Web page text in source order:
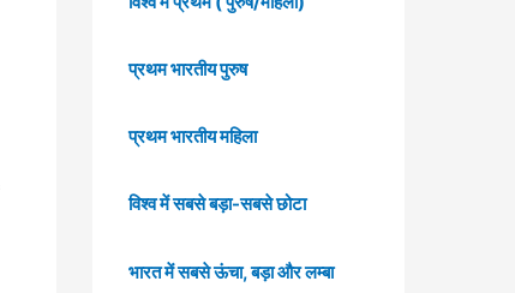
प्रथम भारतीय पुरुष
प्रथम भारतीय महिला
विश्व में सबसे बड़ा-सबसे छोटा
भारत में सबसे ऊंचा, बड़ा और लम्बा